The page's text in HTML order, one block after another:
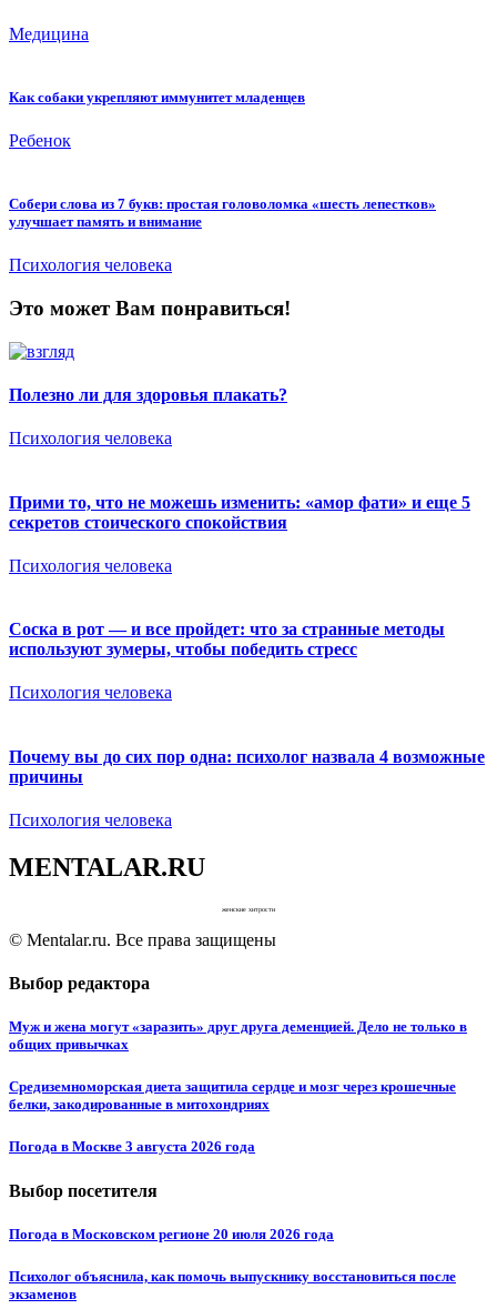
Медицина
Как собаки укрепляют иммунитет младенцев
Ребенок
Собери слова из 7 букв: простая головоломка «шесть лепестков»
улучшает память и внимание
Психология человека
Это может Вам понравиться!
Полезно ли для здоровья плакать?
Психология человека
Прими то, что не можешь изменить: «амор фати» и еще 5
секретов стоического спокойствия
Психология человека
Соска в рот — и все пройдет: что за странные методы
используют зумеры, чтобы победить стресс
Психология человека
Почему вы до сих пор одна: психолог назвала 4 возможные
причины
Психология человека
MENTALAR.RU
женские хитрости
© Mentalar.ru. Все права защищены
Выбор редактора
Муж и жена могут «заразить» друг друга деменцией. Дело не только в
общих привычках
Средиземноморская диета защитила сердце и мозг через крошечные
белки, закодированные в митохондриях
Погода в Москве 3 августа 2026 года
Выбор посетителя
Погода в Московском регионе 20 июля 2026 года
Психолог объяснила, как помочь выпускнику восстановиться после
экзаменов